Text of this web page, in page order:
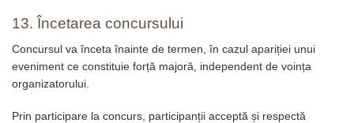
13. Încetarea concursului
Concursul va înceta înainte de termen, în cazul apariției unui
eveniment ce constituie forță majoră, independent de voința
organizatorului.
Prin participare la concurs, participanții acceptă și respectă